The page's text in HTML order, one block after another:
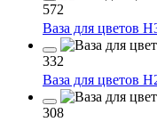
572
Ваза для цветов
332
Ваза для цветов
308